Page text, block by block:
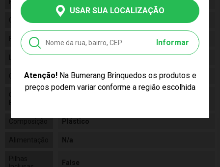
USAR SUA LOCALIZAÇÃO
Informar
Atenção!Na Bumerang Brinquedos os produtos e
preços podem variar conforme a região escolhida
Categoria
Fabricante Cotiplás
Brinquedo
Código 2088
Código de
Barras
Plástico
N/a
False